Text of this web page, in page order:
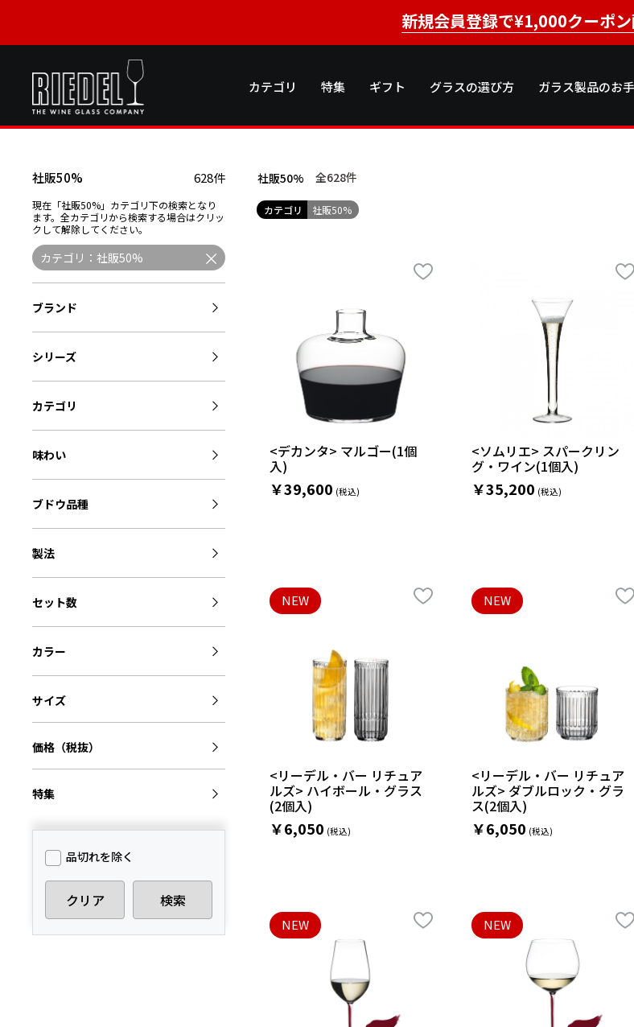
新規会員登録で¥1,000クーポ
カテゴリ 特集 ギフト グラスの選び方 ガラス製品のお
社販50% 全628件
カテゴリ 社販50%
<デカンタ> マルゴー(1個
入)
￥39,600
<ソムリエ> スパークリン
グ・ワイン(1個入)
￥35,200
<リーデル・バー リチュア
ルズ> ハイボール・グラス
(2個入)
￥6,050
NEW
<リーデル・バー リチュア
ルズ> ダブルロック・グラ
ス(2個入)
￥6,050
NEW
NEW NEW
社販50% 628件
現在「社販50%」カテゴリ下の検索となり
ます。全カテゴリから検索する場合はクリッ
クして解除してください。
カテゴリ：社販50%
ブランド
シリーズ
カテゴリ
味わい
ブドウ品種
製法
セット数
カラー
サイズ
価格（税抜）
特集
品切れを除く
クリア 検索